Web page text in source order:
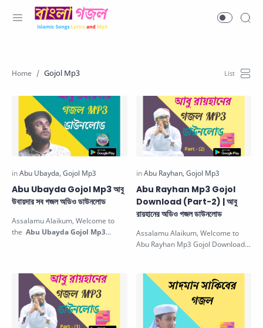
Gojol Mp3
Abu Ubayda Gojol Mp3 আবু
উবায়দার সব গজল অডিও ডাউনলোড
Assalamu Alaikum, Welcome to
the Abu Ubayda Gojol Mp3
Abu Rayhan Mp3 Gojol
Download (Part-2) | আবু
রায়হানের অডিও গজল ডাউনলোড
Assalamu Alaikum, Welcome to
Abu Rayhan Mp3 Gojol Download